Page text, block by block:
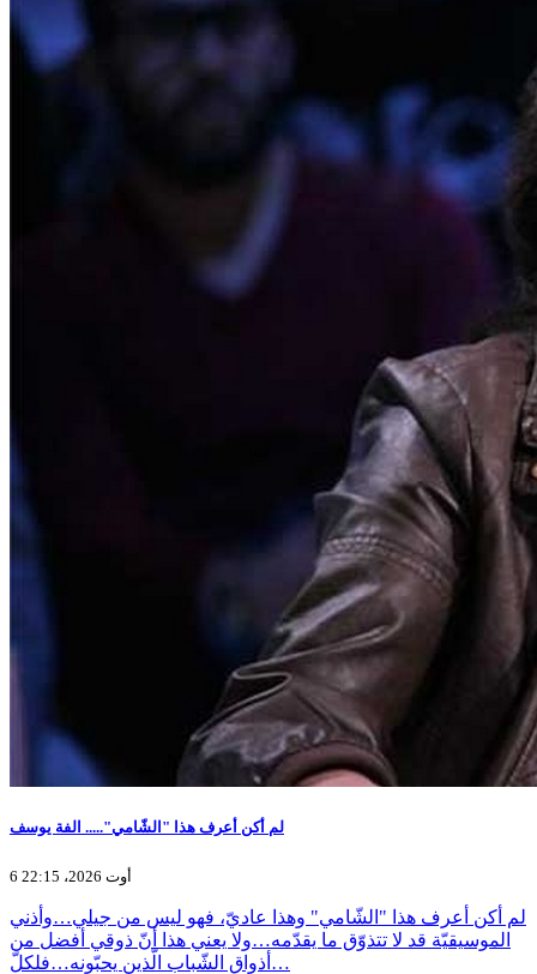
لم أكن أعرف هذا "الشّامي"..... الفة يوسف
6 أوت 2026، 22:15
لم أكن أعرف هذا "الشّامي" وهذا عاديّ، فهو ليس من جيلي…وأذني
الموسيقيّة قد لا تتذوّق ما يقدّمه…ولا يعني هذا أنّ ذوقي أفضل من
أذواق الشّباب الّذين يحبّونه…فلكلّ…